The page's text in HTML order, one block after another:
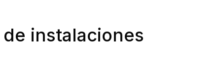
instalaciones